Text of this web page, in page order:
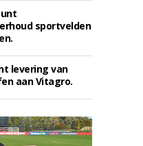
sportvelden
levering van
aan Vitagro.